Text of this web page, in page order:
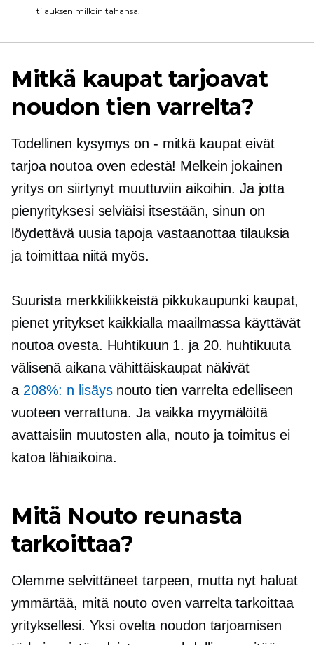
tilauksen milloin tahansa.
Mitkä kaupat tarjoavat
noudon tien varrelta?
Todellinen kysymys on - mitkä kaupat eivät
tarjoa noutoa oven edestä! Melkein jokainen
yritys on siirtynyt muuttuviin aikoihin. Ja jotta
pienyrityksesi selviäisi itsestään, sinun on
löydettävä uusia tapoja vastaanottaa tilauksia
ja toimittaa niitä myös.
Suurista merkkiliikkeistä pikkukaupunki kaupat,
pienet yritykset kaikkialla maailmassa käyttävät
noutoa ovesta. Huhtikuun 1. ja 20. huhtikuuta
välisenä aikana vähittäiskaupat näkivät
a 208%: n lisäysnouto tien varrelta edelliseen
vuoteen verrattuna. Ja vaikka myymälöitä
avattaisiin muutosten alla, nouto ja toimitus ei
katoa lähiaikoina.
Mitä Nouto reunasta
tarkoittaa?
Olemme selvittäneet tarpeen, mutta nyt haluat
ymmärtää, mitä nouto oven varrelta tarkoittaa
yrityksellesi. Yksi ovelta noudon tarjoamisen